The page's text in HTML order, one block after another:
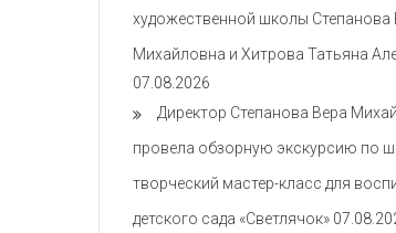
художественной школы Степанова
Михайловна и Хитрова Татьяна
07.08.2026
Директор Степанова Вера
провела обзорную экскурсию по
творческий мастер-класс для
детского сада «Светлячок»